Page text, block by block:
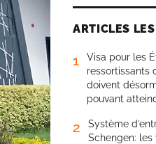
ARTICLES
1
Visa pour les
ressortissants
doivent
pouvant
2
Système
Schengen: